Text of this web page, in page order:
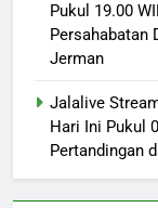
Pukul 19.00
Persahabatan
Jerman
Jalalive
Hari Ini Pukul
Pertandingan